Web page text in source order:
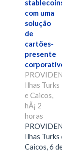
stablecoins
com uma
solução
de
cartões-
presente
corporativos.
Ilhas Turks
e Caicos,
hÃ¡ 2
horas
Ilhas Turks e
Caicos, 6 de